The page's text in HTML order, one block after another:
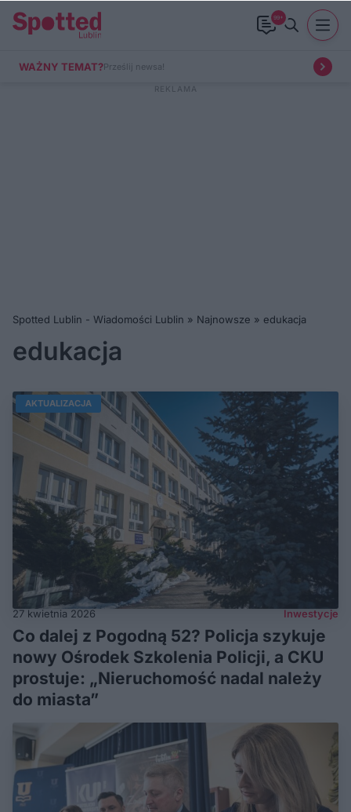
99+
WAŻNY TEMAT?Prześlij newsa!
Spotted Lublin - Wiadomości Lublin » Najnowsze » edukacja
edukacja
AKTUALIZACJA
27 kwietnia 2026 Inwestycje
Co dalej z Pogodną 52? Policja szykuje
nowy Ośrodek Szkolenia Policji, a CKU
prostuje: „Nieruchomość nadal należy
do miasta”